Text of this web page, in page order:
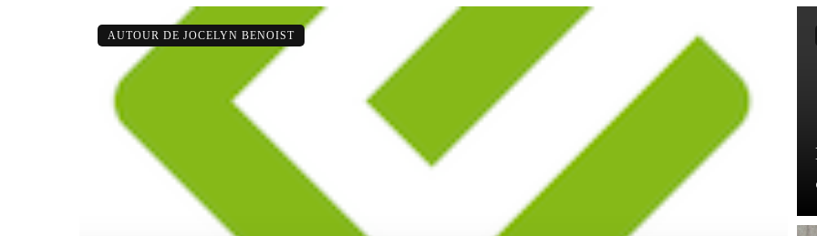
AUTOUR DE JOCELYN BENOIST